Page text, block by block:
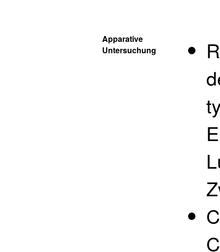
Apparative
Untersuchung